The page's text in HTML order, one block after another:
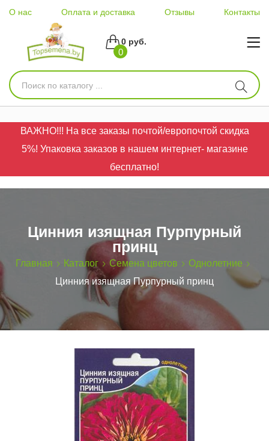
О нас Оплата и доставка Отзывы Контакты
0
0 руб.
ВАЖНО!!! На все заказы почтой/европочтой скидка
5%! Упаковка заказов в нашем интернет- магазине
бесплатно!
Цинния изящная Пурпурный
принц
Главная Каталог Семена цветов
Однолетние
Цинния изящная Пурпурный принц